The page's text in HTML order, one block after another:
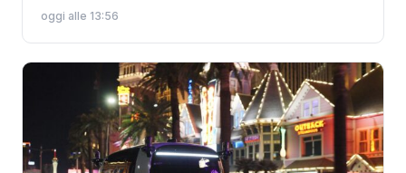
oggi alle 13:56